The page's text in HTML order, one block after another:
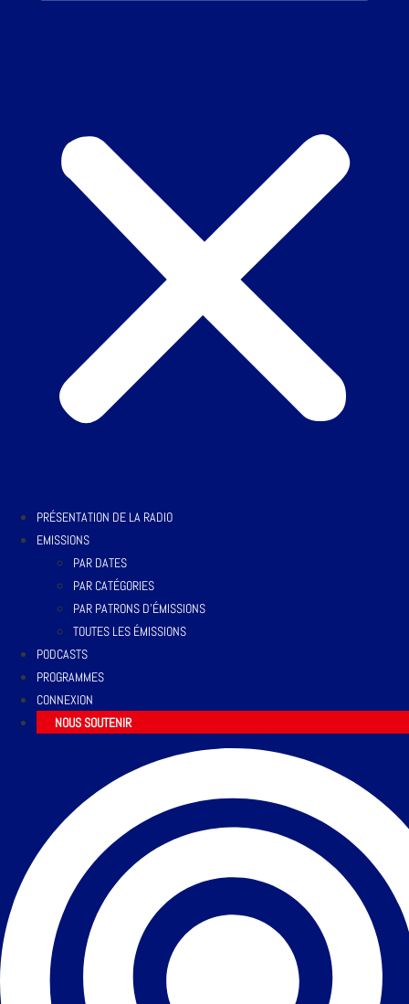
PRÉSENTATION DE LA RADIO
EMISSIONS
PAR DATES
PAR CATÉGORIES
PAR PATRONS D’ÉMISSIONS
TOUTES LES ÉMISSIONS
PODCASTS
PROGRAMMES
CONNEXION
NOUS SOUTENIR